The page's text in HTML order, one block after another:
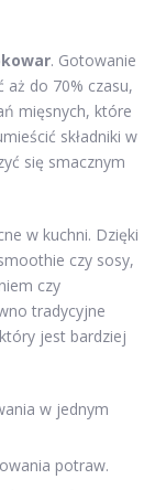
. Gotowanie
aż do 70% czasu,
mięsnych, które
składniki w
się smacznym
w kuchni. Dzięki
czy sosy,
czy
tradycyjne
jest bardziej
w jednym
potraw.